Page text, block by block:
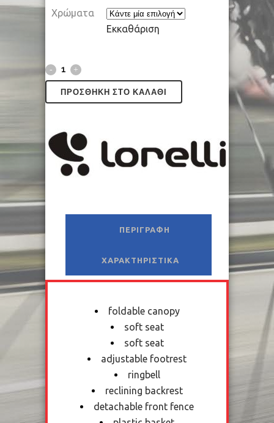
Χρώματα
Εκκαθάριση
ΠΡΟΣΘΉΚΗ ΣΤΟ ΚΑΛΆΘΙ
ΠΕΡΙΓΡΑΦΉ
ΧΑΡΑΚΤΗΡΙΣΤΙΚΆ
foldable canopy
soft seat
soft seat
adjustable footrest
ringbell
reclining backrest
detachable front fence